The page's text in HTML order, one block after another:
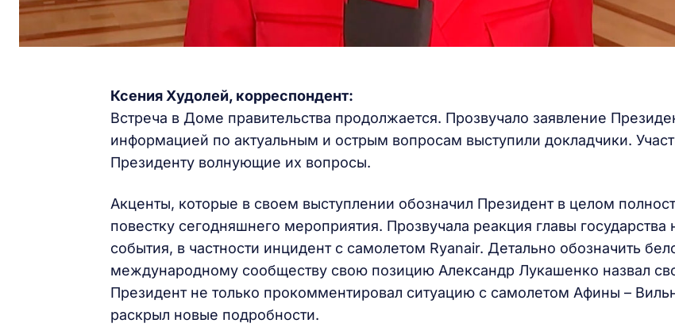
Ксения Худолей, корреспондент:
Встреча в Доме правительства продолжается. Прозвучало заявление
информацией по актуальным и острым вопросам выступили докладчики.
Президенту волнующие их вопросы.
Акценты, которые в своем выступлении обозначил Президент в целом
повестку сегодняшнего мероприятия. Прозвучала реакция главы государства
события, в частности инцидент с самолетом Ryanair. Детально обозначить
международному сообществу свою позицию Александр Лукашенко назвал
Президент не только прокомментировал ситуацию с самолетом Афины –
раскрыл новые подробности.